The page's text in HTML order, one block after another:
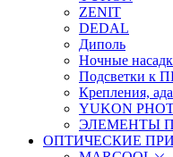
ZENIT
DEDAL
Диполь
Ночные
Подсветки к
Крепления,
YUKON
ЭЛЕМЕНТЫ
ОПТИЧЕСКИЕ